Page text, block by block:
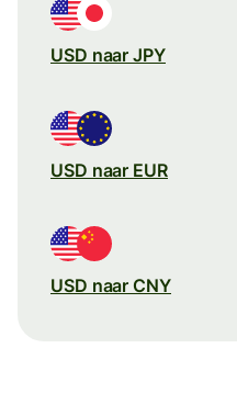
USD naar JPY
USD naar EUR
USD naar CNY